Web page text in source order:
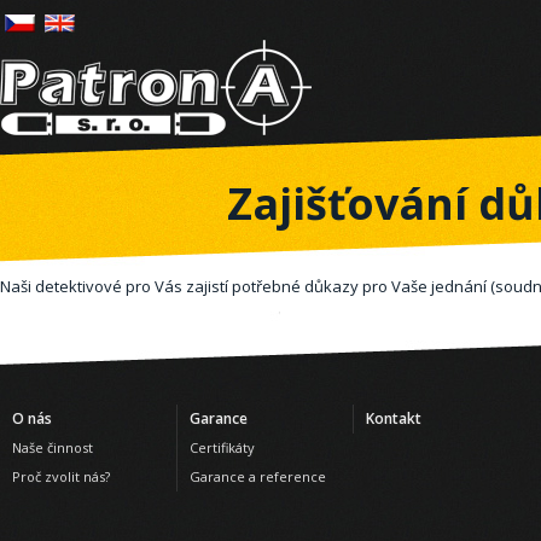
Zajišťování
Naši detektivové pro Vás zajistí potřebné důkazy pro Vaše jednání
O nás
Naše činnost
Proč zvolit nás?
Garance
Certifikáty
Garance a reference
Kontakt